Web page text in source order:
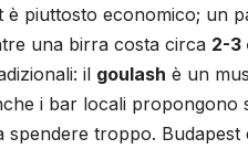
è piuttosto economico; un
una birra costa circa 2-3
il goulash è un
i bar locali propongono
troppo.